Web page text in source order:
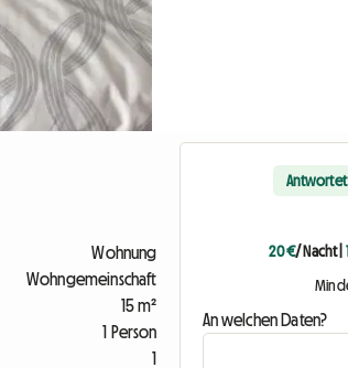
Wohnung
Wohngemeinschaft
15 m²
1 Person
1
Antwortet
20 €/ Nacht|
An welchen Daten?